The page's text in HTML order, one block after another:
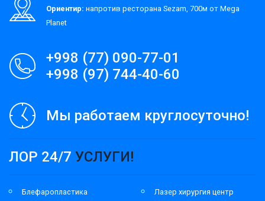
Ориентир: напротив ресторана Sezam, 700м от Mega
Planet
+998 (77) 090-77-01
+998 (97) 744-40-60
Мы работаем круглосуточно!
ЛОР 24/7 УСЛУГИ!
Блефаропластика Лазер хирургия центр